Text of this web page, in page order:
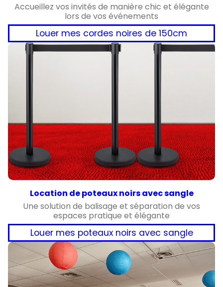
Accueillez vos invités de manière chic et élégante
lors de vos événements
Louer mes cordes noires de 150cm
Location de poteaux noirs avec sangle
Une solution de balisage et séparation de vos
espaces pratique et élégante
Louer mes poteaux noirs avec sangle